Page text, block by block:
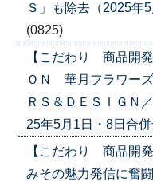
Ｓ」も除去（2025年
(0825)
【こだわり 商品開
ＯＮ 華月フラワー
ＲＳ＆ＤＥＳＩＧＮ
25年5月1日・8日合
【こだわり 商品開
みその魅力発信に奮